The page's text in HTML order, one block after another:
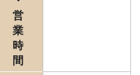
営
業
時
間